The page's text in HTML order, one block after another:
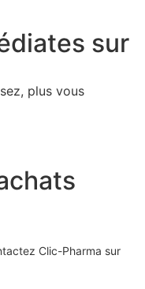
sur
plus vous
Clic-Pharma sur